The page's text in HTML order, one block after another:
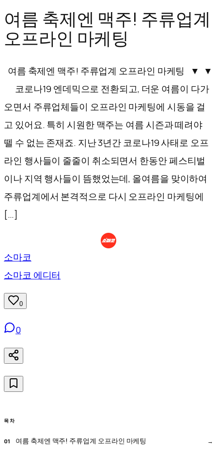
로
바
로
여름 축제엔 맥주! 주류업계
오프라인 마케팅
여름 축제엔 맥주! 주류업계 오프라인 마케팅 ▼ ▼
코로나19 엔데믹으로 전환되고, 더운 여름이 다가
오면서 주류업체들이 오프라인 마케팅에 시동을 걸
고 있어요. 특히 시원한 맥주는 여름 시즌과 떼려야
뗄 수 없는 존재죠. 지난 3년간 코로나19 사태로 오프
라인 행사들이 줄줄이 취소되면서 한동안 페스티벌
이나 지역 행사들이 뜸했었는데, 올여름을 맞이하여
주류업계에서 본격적으로 다시 오프라인 마케팅에
[…]
소마코
소마코 에디터
0
0
목차
여름 축제엔 맥주! 주류업계 오프라인 마케팅